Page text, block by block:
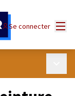
Se connecter